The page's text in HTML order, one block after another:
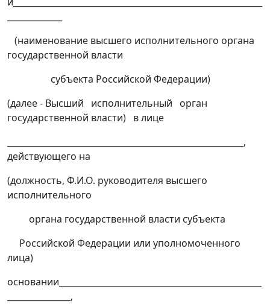
(наименование высшего исполнительного органа
государственной власти
субъекта Российской Федерации)
(далее - Высший исполнительный орган
государственной власти) в лице
________________________________________________________,
действующего на
(должность, Ф.И.О. руководителя высшего
исполнительного
органа государственной власти субъекта
Российской Федерации или уполномоченного
лица)
основании________________________________________________
_______________,